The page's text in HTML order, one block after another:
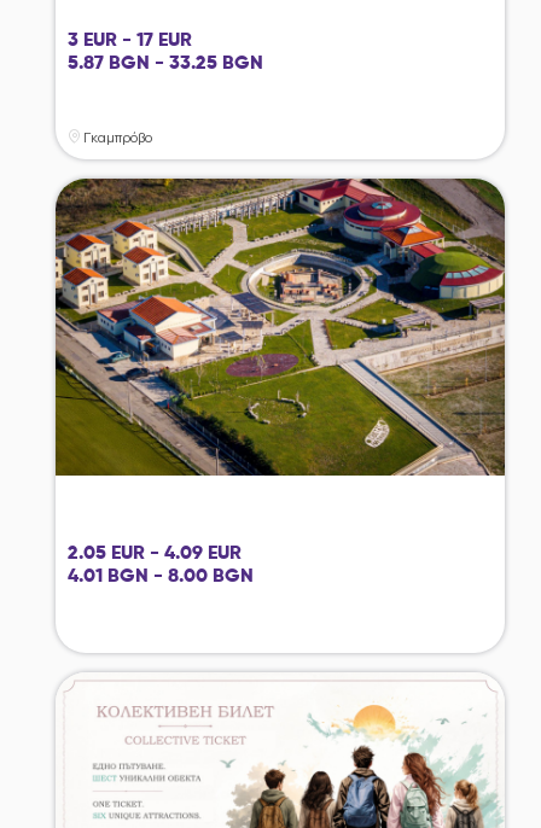
3 EUR - 17 EUR
5.87 BGN - 33.25 BGN
Γκαμπρόβο
2.05 EUR - 4.09 EUR
4.01 BGN - 8.00 BGN